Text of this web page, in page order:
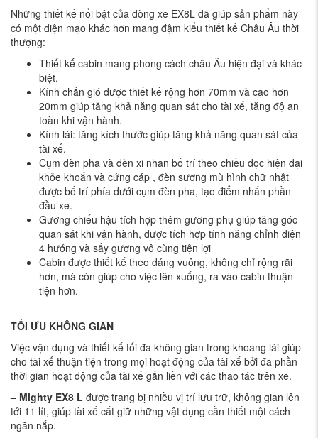
Những thiết kế nổi bật của dòng xe EX8L đã giúp sản phẩm này
có một diện mạo khác hơn mang đậm kiểu thiết kế Châu Âu thời
thượng:
Thiết kế cabin mang phong cách châu Âu hiện đại và khác
biệt.
Kính chắn gió được thiết kế rộng hơn 70mm và cao hơn
20mm giúp tăng khả năng quan sát cho tài xế, tăng độ an
toàn khi vận hành.
Kính lái: tăng kích thước giúp tăng khả năng quan sát của
tài xế.
Cụm đèn pha và đèn xi nhan bố trí theo chiều dọc hiện đại
khỏe khoắn và cứng cáp , đèn sương mù hình chữ nhật
được bố trí phía dưới cụm đèn pha, tạo điểm nhấn phần
đầu xe.
Gương chiếu hậu tích hợp thêm gương phụ giúp tăng góc
quan sát khi vận hành, được tích hợp tính năng chỉnh điện
4 hướng và sấy gương vô cùng tiện lợi
Cabin được thiết kế theo dáng vuông, không chỉ rộng rãi
hơn, mà còn giúp cho việc lên xuống, ra vào cabin thuận
tiện hơn.
TỐI ƯU KHÔNG GIAN
Việc vận dụng và thiết kế tối đa không gian trong khoang lái giúp
cho tài xế thuận tiện trong mọi hoạt động của tài xế bởi đa phần
thời gian hoạt động của tài xế gắn liền với các thao tác trên xe.
– Mighty EX8 L được trang bị nhiều vị trí lưu trữ, không gian lên
tới 11 lít, giúp tài xế cất giữ những vật dụng cần thiết một cách
ngăn nắp.